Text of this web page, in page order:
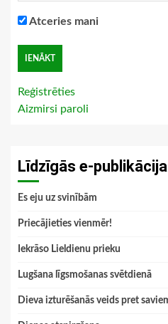
Atceries mani
Reģistrēties
Aizmirsi paroli
Līdzīgās e-
Es eju uz svinībām
Priecājieties vienmēr!
Iekrāso Lieldienu prieku
Lugšana līgsmošanas svētdienā
Dieva izturēšanās veids pret